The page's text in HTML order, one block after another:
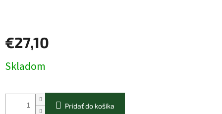
€27,10
cena:
Skladom
Pridať do košíka